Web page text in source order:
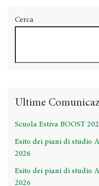
Cerca
Ultime
Scuola Estiva BOOST
Esito dei piani di studio
2026
Esito dei piani di studio
2026